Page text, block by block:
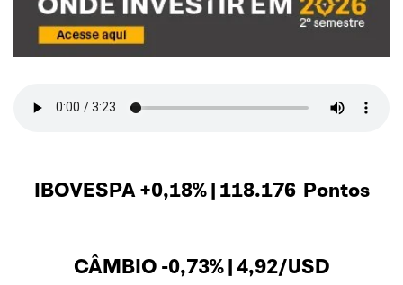
IBOVESPA +0,18% | 118.176 Pontos
CÂMBIO -0,73% | 4,92/USD